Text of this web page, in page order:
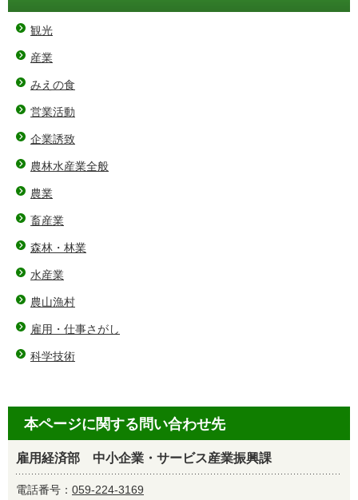
観光
産業
みえの食
営業活動
企業誘致
農林水産業全般
農業
畜産業
森林・林業
水産業
農山漁村
雇用・仕事さがし
科学技術
本ページに関する問い合わせ先
雇用経済部 中小企業・サービス産業振興課
電話番号： 059-224-3169